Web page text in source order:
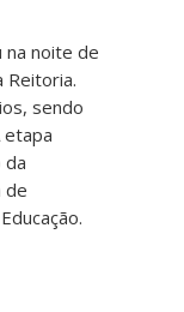
na noite de
Reitoria.
sendo
etapa
da
de